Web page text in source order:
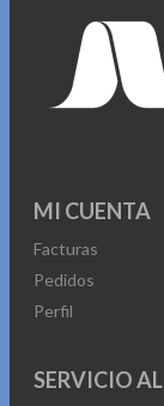
MI CUENTA
Facturas
Pedidos
Perfil
SERVICIO